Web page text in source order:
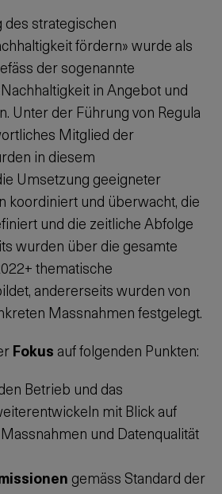
strategischen
fördern» wurde als
der sogenannte
in Angebot und
Unter der Führung von Regula
Mitglied der
in diesem
Umsetzung geeigneter
koordiniert und überwacht, die
und die zeitliche Abfolge
wurden über die gesamte
thematische
andererseits wurden von
Massnahmen festgelegt.
Fokus auf folgenden Punkten:
Betrieb und das
mit Blick auf
und Datenqualität
gemäss Standard der